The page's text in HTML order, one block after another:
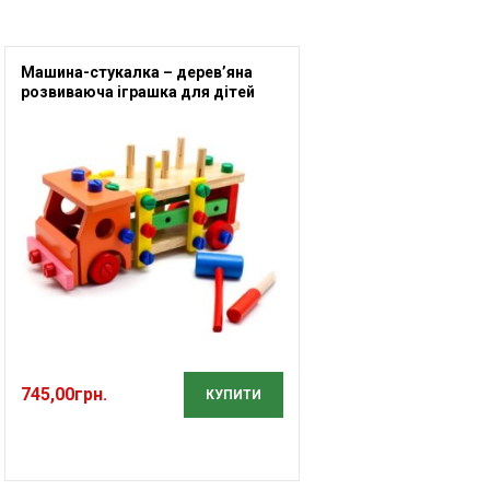
Машина-стукалка – дерев’яна
розвиваюча іграшка для дітей
745,00грн. КУПИТИ